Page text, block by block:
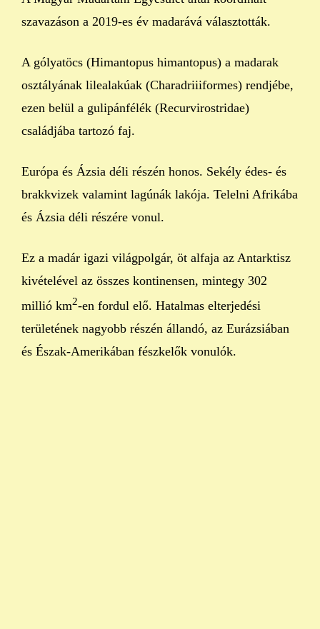
szavazáson a 2019-es év madarává választották.
A gólyatöcs (Himantopus himantopus) a madarak
osztályának lilealakúak (Charadriiiformes) rendjébe,
ezen belül a gulipánfélék (Recurvirostridae)
családjába tartozó faj.
Európa és Ázsia déli részén honos. Sekély édes- és
brakkvizek valamint lagúnák lakója. Telelni Afrikába
és Ázsia déli részére vonul.
Ez a madár igazi világpolgár, öt alfaja az Antarktisz
kivételével az összes kontinensen, mintegy 302
millió km2-en fordul elő. Hatalmas elterjedési
területének nagyobb részén állandó, az Eurázsiában
és Észak-Amerikában fészkelők vonulók.